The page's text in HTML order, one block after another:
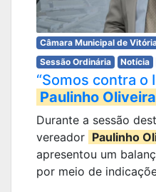
Câmara Municipal de
Sessão Ordinária
Notícia
“Somos contra o
Paulinho Oliveira
Durante a sessão
vereador Paulinho
apresentou um
por meio de